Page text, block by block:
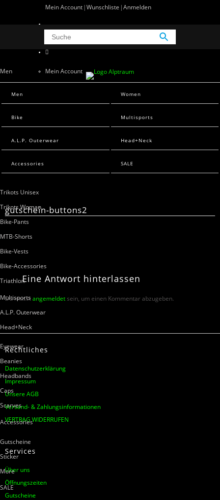
Mein Account Wunschliste Anmelden
Men
Men Sweats
Men T-Shirts
Women
Women Sweats
Bike
Trikots Unisex
Trikots Woman
Bike-Pants
MTB-Shorts
Bike-Vests
Bike-Accessories
Triathlon
Multisports
A.L.P. Outerwear
Head+Neck
Eyewear
Beanies
Headbands
Caps
Scarves
Accessories
Gutscheine
Sticker
More
SALE
Mein Account
Men Women
Bike Multisports
A.L.P. Outerwear Head+Neck
Accessories SALE
gutschein-buttons2
Eine Antwort hinterlassen
Du musstangemeldetsein, um einen Kommentar abzugeben.
Rechtliches
Datenschutzerklärung
Impressum
Unsere AGB
Versand- & Zahlungsinformationen
VERTRAG WIDERRUFEN
Services
Über uns
Öffnungszeiten
Gutscheine